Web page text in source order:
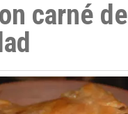
carné de